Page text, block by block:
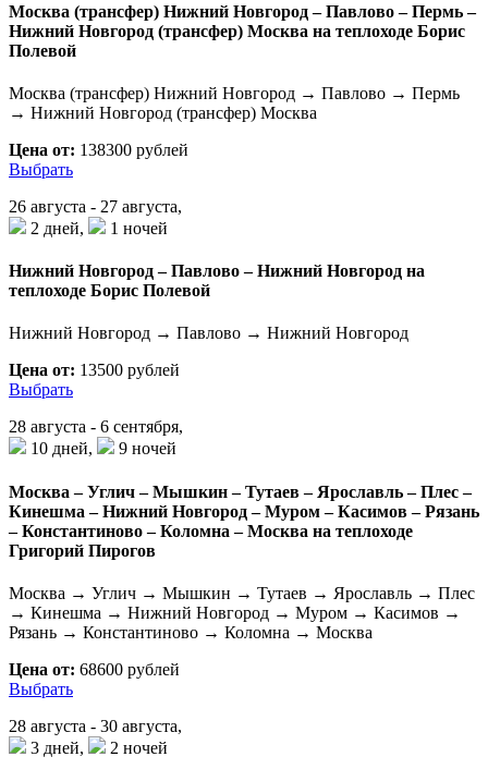
Москва (трансфер) Нижний Новгород – Павлово – Пермь –
Нижний Новгород (трансфер) Москва на теплоходе Борис
Полевой
Москва (трансфер) Нижний Новгород → Павлово → Пермь
→ Нижний Новгород (трансфер) Москва
Цена от: 138300 рублей
Выбрать
26 августа - 27 августа,
2 дней,
1 ночей
Нижний Новгород – Павлово – Нижний Новгород на
теплоходе Борис Полевой
Нижний Новгород → Павлово → Нижний Новгород
Цена от: 13500 рублей
Выбрать
28 августа - 6 сентября,
10 дней,
9 ночей
Москва – Углич – Мышкин – Тутаев – Ярославль – Плес –
Кинешма – Нижний Новгород – Муром – Касимов – Рязань
– Константиново – Коломна – Москва на теплоходе
Григорий Пирогов
Москва → Углич → Мышкин → Тутаев → Ярославль → Плес
→ Кинешма → Нижний Новгород → Муром → Касимов →
Рязань → Константиново → Коломна → Москва
Цена от: 68600 рублей
Выбрать
28 августа - 30 августа,
3 дней,
2 ночей